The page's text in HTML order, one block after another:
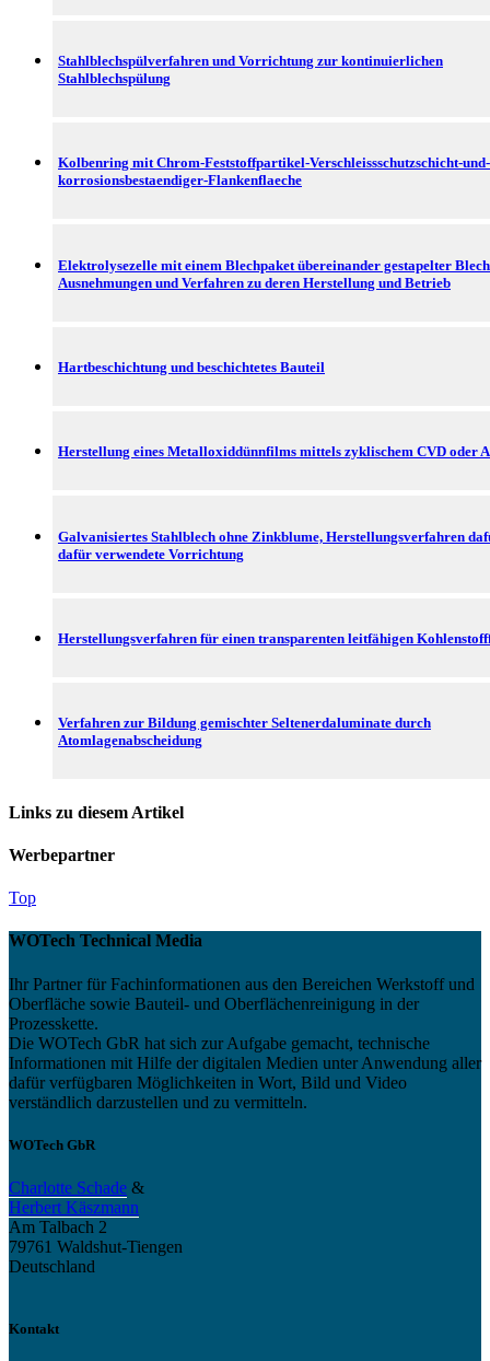
Stahlblechspülverfahren und Vorrichtung zur kontinuierlichen
Stahlblechspülung
Kolbenring mit Chrom-Feststoffpartikel-Verschleissschutzschicht-und-
korrosionsbestaendiger-Flankenflaeche
Elektrolysezelle mit einem Blechpaket übereinander gestapelter
Ausnehmungen und Verfahren zu deren Herstellung und Betrieb
Hartbeschichtung und beschichtetes Bauteil
Herstellung eines Metalloxiddünnfilms mittels zyklischem CVD oder
Galvanisiertes Stahlblech ohne Zinkblume, Herstellungsverfahren
dafür verwendete Vorrichtung
Herstellungsverfahren für einen transparenten leitfähigen
Verfahren zur Bildung gemischter Seltenerdaluminate durch
Atomlagenabscheidung
Links zu diesem Artikel
Werbepartner
Top
WOTech Technical Media
Ihr Partner für Fachinformationen aus den Bereichen Werkstoff und
Oberfläche sowie Bauteil- und Oberflächenreinigung in der
Prozesskette.
Die WOTech GbR hat sich zur Aufgabe gemacht, technische
Informationen mit Hilfe der digitalen Medien unter Anwendung aller
dafür verfügbaren Möglichkeiten in Wort, Bild und Video
verständlich darzustellen und zu vermitteln.
WOTech GbR
Charlotte Schade &
Herbert Käszmann
Am Talbach 2
79761 Waldshut-Tiengen
Deutschland
Kontakt